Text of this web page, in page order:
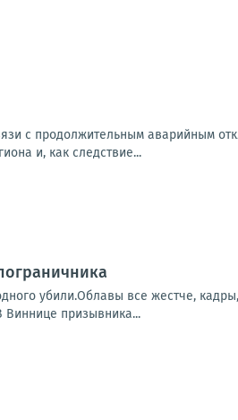
с продолжительным аварийным
и, как следствие...
убили.Облавы все жестче,
Виннице призывника...